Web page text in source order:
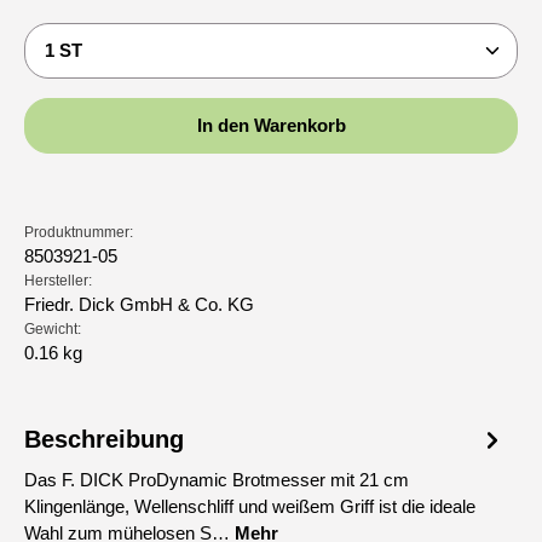
Produkt Anzahl: Gib den gewünschten Wert ein
In den Warenkorb
Produktnummer:
8503921-05
Hersteller:
Friedr. Dick GmbH & Co. KG
Gewicht:
0.16 kg
Beschreibung
Das F. DICK ProDynamic Brotmesser mit 21 cm
Klingenlänge, Wellenschliff und weißem Griff ist die ideale
Wahl zum mühelosen S… Mehr